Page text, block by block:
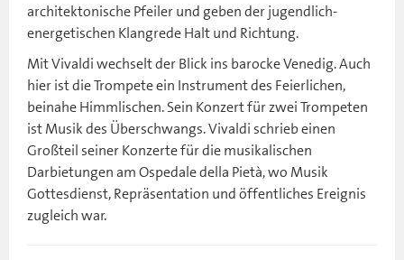
architektonische Pfeiler und geben der jugendlich-
energetischen Klangrede Halt und Richtung.
Mit Vivaldi wechselt der Blick ins barocke Venedig. Auch
hier ist die Trompete ein Instrument des Feierlichen,
beinahe Himmlischen. Sein Konzert für zwei Trompeten
ist Musik des Überschwangs. Vivaldi schrieb einen
Großteil seiner Konzerte für die musikalischen
Darbietungen am Ospedale della Pietà, wo Musik
Gottesdienst, Repräsentation und öffentliches Ereignis
zugleich war.